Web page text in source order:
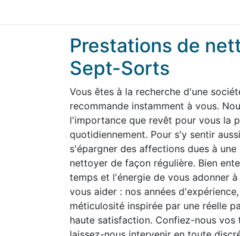
Prestations de
Sept-Sorts
Vous êtes à la recherche d'une
recommande instamment à vous.
l'importance que revêt pour vous la
quotidiennement. Pour s'y sentir
s'épargner des affections dues à
nettoyer de façon régulière. Bien
temps et l'énergie de vous adonner
vous aider : nos années
méticulosité inspirée par une réelle
haute satisfaction. Confiez-nous